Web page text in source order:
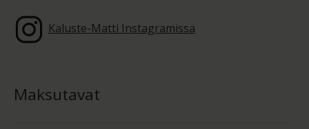
Kaluste-Matti Instagramissa
Maksutavat